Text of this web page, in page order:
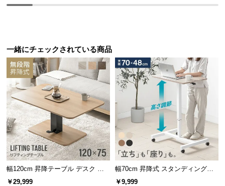
返
ン
セ
ル
に
い
て
保
証
に
つ
1 2 3
低めに調節するとリビングにぴったりのセンターテ
ーブルに。ソファや座椅子と合わせやすいスタイル
です。
足元ゆったりの一本脚タイプ
テーブルの脚に身体が触れにくい一歩脚タイプ。4本
脚・クロス脚と比べてゆったり座れます。
一緒にチェックされている商品
幅120cm 昇降テーブル デスク 無
段階高さ調節 ガス圧昇降式 ダイニ
￥29,999
幅70cm 昇降式 スタンディングデ
スク
￥9,999